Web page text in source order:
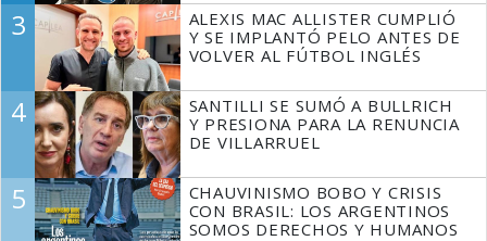
3
ALEXIS MAC ALLISTER CUMPLIÓ
Y SE IMPLANTÓ PELO ANTES DE
VOLVER AL FÚTBOL INGLÉS
4
SANTILLI SE SUMÓ A BULLRICH
Y PRESIONA PARA LA RENUNCIA
DE VILLARRUEL
5
CHAUVINISMO BOBO Y CRISIS
CON BRASIL: LOS ARGENTINOS
SOMOS DERECHOS Y HUMANOS